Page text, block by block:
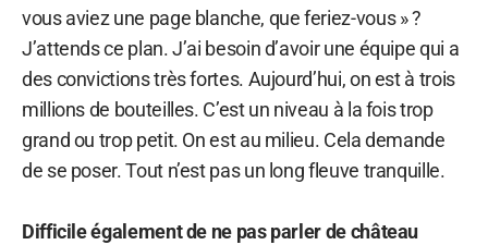
vous aviez une page blanche, que feriez-vous » ?
J’attends ce plan. J’ai besoin d’avoir une équipe qui a
des convictions très fortes. Aujourd’hui, on est à trois
millions de bouteilles. C’est un niveau à la fois trop
grand ou trop petit. On est au milieu. Cela demande
de se poser. Tout n’est pas un long fleuve tranquille.
Difficile également de ne pas parler de château